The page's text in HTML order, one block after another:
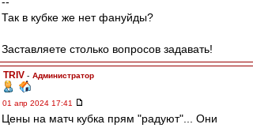
Так в кубке же нет фануйды?
Заставляете столько вопросов задавать!
TRIV - Администратор
01 апр 2024 17:41
Цены на матч кубка прям "радуют"... Они